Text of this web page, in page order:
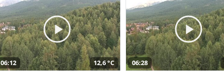
06:12 12,6 °C 06:28